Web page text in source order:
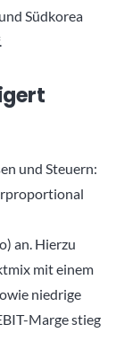
Südkorea
und Steuern:
an. Hierzu
mit einem
niedrige
Marge stieg